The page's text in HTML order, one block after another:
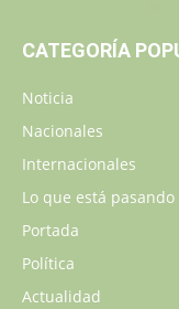
CATEGORÍA
Noticia
Nacionales
Internacionales
Lo que está pasando
Portada
Política
Actualidad